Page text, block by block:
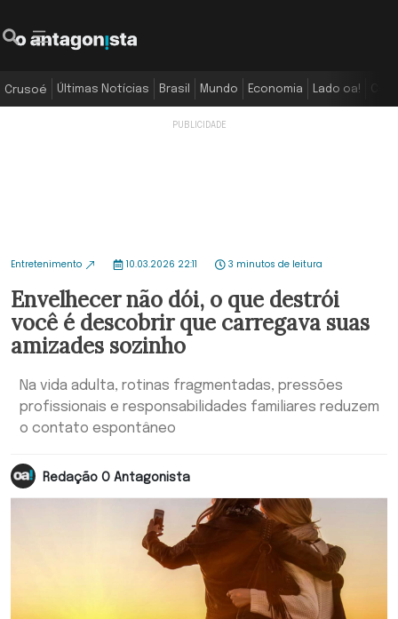
Crusoé Últimas Notícias Brasil Mundo Economia Lado oa!
Entretenimento 10.03.2026 22:11 3 minutos de leitura
Envelhecer não dói, o que destrói
você é descobrir que carregava suas
amizades sozinho
Na vida adulta, rotinas fragmentadas, pressões
profissionais e responsabilidades familiares reduzem
o contato espontâneo
Redação O Antagonista